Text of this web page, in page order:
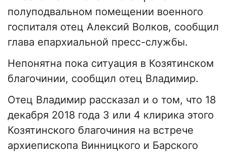
полуподвальном помещении военного
госпиталя отец Алексий Волков, сообщил
глава епархиальной пресс-службы.
Непонятна пока ситуация в Козятинском
благочинии, сообщил отец Владимир.
Отец Владимир рассказал и о том, что 18
декабря 2018 года 3 или 4 клирика этого
Козятинского благочиния на встрече
архиепископа Винницкого и Барского